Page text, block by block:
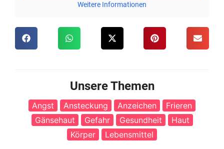
Weitere Informationen
Unsere Themen
Angst Ansteckung Anzeichen
Frieren
Gänsehaut
Gefahr Gesundheit
Haut
Körper
Lebensmittel